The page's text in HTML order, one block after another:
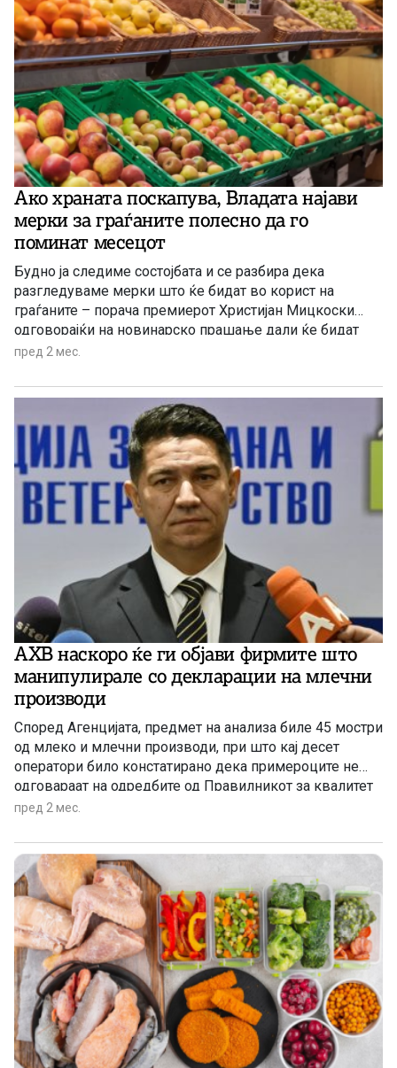
Ако храната поскапува, Владата најави
мерки за граѓаните полесно да го
поминат месецот
Будно ја следиме состојбата и се разбира дека
разгледуваме мерки што ќе бидат во корист на
граѓаните – порача премиерот Христијан Мицкоски
одговорајќи на новинарско прашање дали ќе бидат
донесени нови економски таргет-мерки имајќи ја
дека просечната инфлација е под 4,5 во првите четири
месеци и, како што рече, „е една од најниските, ако не
и најниска во регионот“.
пред 2 мес.
АХВ наскоро ќе ги објави фирмите што
манипулирале со декларации на млечни
производи
Според Агенцијата, предмет на анализа биле 45 мостри
од млеко и млечни производи, при што кај десет
оператори било констатирано дека примероците не
одговараат на одредбите од Правилникот за квалитет
на земјоделските производи, односno производите
било истакнато на декларациите.
пред 2 мес.